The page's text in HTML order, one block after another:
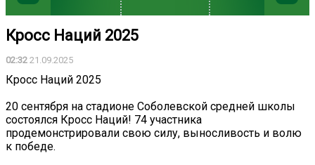
Кросс Наций 2025
02:32 21.09.2025
Кросс Наций 2025
20 сентября на стадионе Соболевской средней школы
состоялся Кросс Наций! 74 участника
продемонстрировали свою силу, выносливость и волю
к победе.